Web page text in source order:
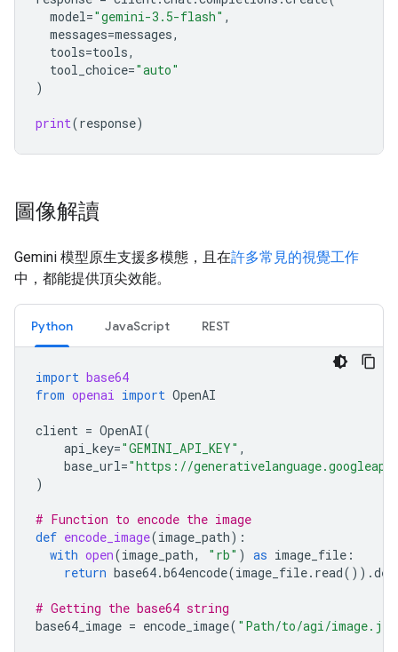
model="gemini-3.5-flash" ,
messages=messages,
tools=tools,
tool_choice="auto"
)
print(response)
圖像解讀
Gemini 模型原生支援多模態，且在許多常見的視覺工作
中，都能提供頂尖效能。
Python JavaScript REST
import base64
from openai import OpenAI
client = OpenAI(
api_key="GEMINI_API_KEY" ,
base_url="https://
)
# Function to encode the image
def encode_image(image_path):
with open(image_path, "rb" ) as image_file :
return base64.b64encode(image_file. read()) .
# Getting the base64 string
base64_image = encode_image( "Path/to/agi/